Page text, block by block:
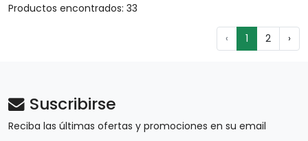
Productos encontrados: 33
‹ 1 2 ›
Suscribirse
Reciba las últimas ofertas y promociones en su email